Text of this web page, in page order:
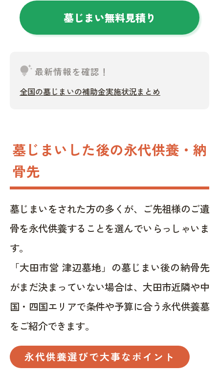
墓じまい無料見積り
tips_and_updates 最新情報を確認！
全国の墓じまいの補助金実施状況まとめ
墓じまいした後の永代供養・納
骨先
墓じまいをされた方の多くが、ご先祖様のご遺
骨を永代供養することを選んでいらっしゃいま
す。
「大田市営 津辺墓地」の墓じまい後の納骨先
がまだ決まっていない場合は、大田市近隣や中
国・四国エリアで条件や予算に合う永代供養墓
をご紹介できます。
永代供養選びで大事なポイント